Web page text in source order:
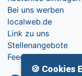
Bei uns werben
localweb.de
Link zu uns
Stellenangebote
Feedback
🍪 Cookies